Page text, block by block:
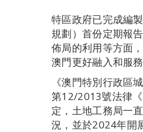
特區政府已完成編
規劃）首份定期報
佈局的利用等方面
澳門更好融入和服
《澳門特別行政區
第12/2013號法律
定，土地工務局一
況，並於2024年開